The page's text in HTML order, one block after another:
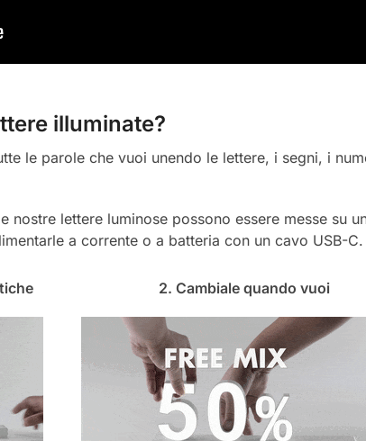
illuminate?
le parole che vuoi unendo le lettere, i segni, i
nostre lettere luminose possono essere messe su
a corrente o a batteria con un cavo USB-C.
2. Cambiale quando vuoi